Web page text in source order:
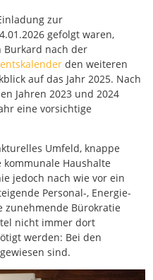
zur
gefolgt waren,
Burkard nach der
den weiteren
auf das Jahr 2025. Nach
Jahren 2023 und 2024
eine vorsichtige
Umfeld, knappe
Haushalte
jedoch nach wie vor ein
Personal-, Energie-
zunehmende Bürokratie
nicht immer dort
werden: Bei den
sind.